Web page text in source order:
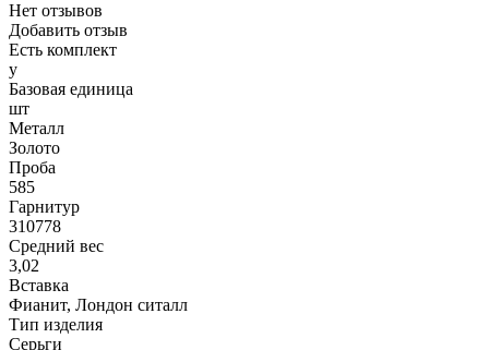
Нет отзывов
Добавить отзыв
Есть комплект
y
Базовая единица
шт
Металл
Золото
Проба
585
Гарнитур
310778
Средний вес
3,02
Вставка
Фианит, Лондон ситалл
Тип изделия
Серьги